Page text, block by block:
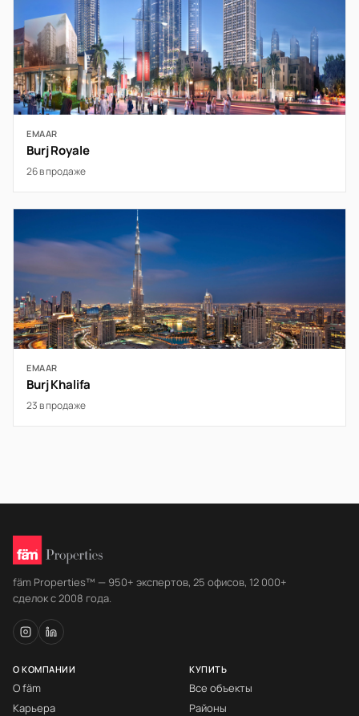
EMAAR
Burj Royale
26 в продаже
EMAAR
Burj Khalifa
23 в продаже
fäm Properties™ — 950+ экспертов, 25 офисов, 12 000+
сделок с 2008 года.
О КОМПАНИИ
О fäm
Карьера
КУПИТЬ
Все объекты
Районы